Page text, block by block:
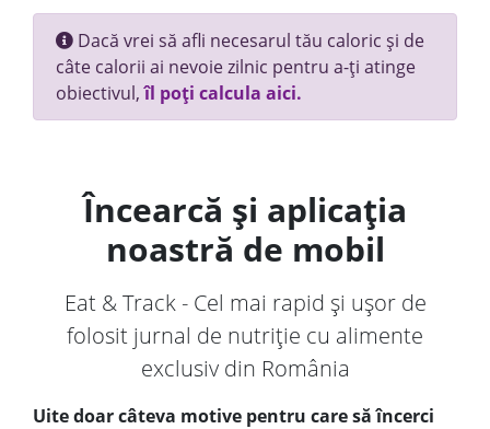
Dacă vrei să afli necesarul tău caloric și de
câte calorii ai nevoie zilnic pentru a-ți atinge
obiectivul,îl poți calcula aici.
Încearcă și aplicația
noastră de mobil
Eat & Track - Cel mai rapid și ușor de
folosit jurnal de nutriție cu alimente
exclusiv din România
Uite doar câteva motive pentru care să încerci